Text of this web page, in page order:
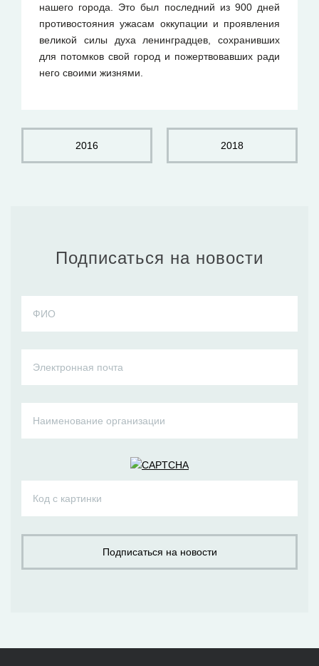
нашего города. Это был последний из 900 дней
противостояния ужасам оккупации и проявления
великой силы духа ленинградцев, сохранивших
для потомков свой город и пожертвовавших ради
него своими жизнями.
2016 2018
Подписаться на новости